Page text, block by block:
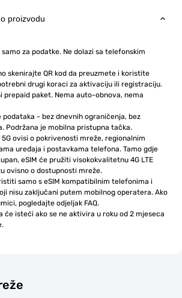
proizvodu
samo za podatke. Ne dolazi sa telefonskim
skenirajte QR kod da preuzmete i koristite
drugi koraci za aktivaciju ili registraciju.
prepaid paket. Nema auto-obnova, nema
podataka - bez dnevnih ograničenja, bez
Podržana je mobilna pristupna tačka.
ovisi o pokrivenosti mreže, regionalnim
uređaja i postavkama telefona. Tamo gdje
eSIM će pružiti visokokvalitetnu 4G LTE
ovisno o dostupnosti mreže.
samo s eSIM kompatibilnim telefonima i
nisu zaključani putem mobilnog operatera. Ako
pogledajte odjeljak FAQ.
će isteći ako se ne aktivira u roku od 2 mjeseca